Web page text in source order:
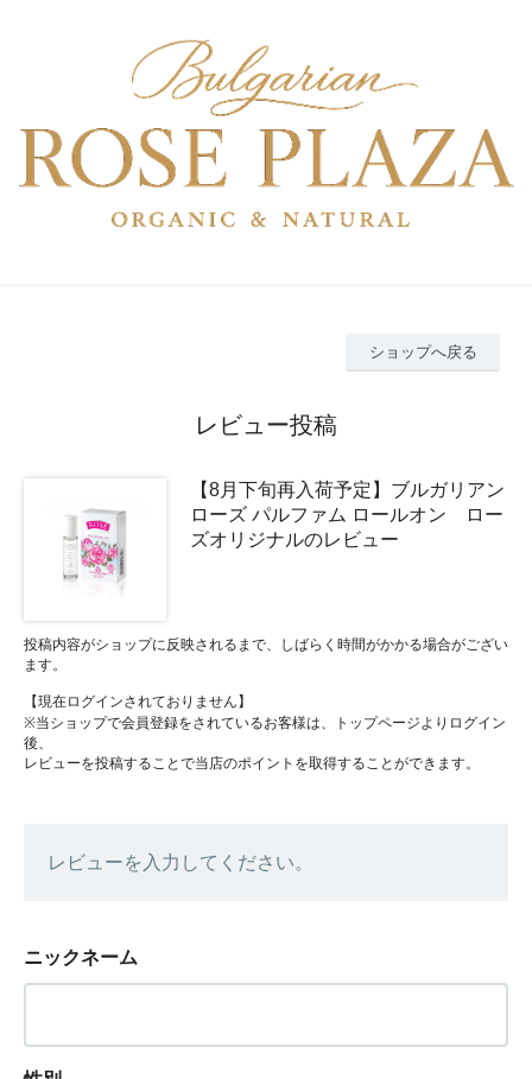
ショップへ戻る
レビュー投稿
【8月下旬再入荷予定】ブルガリアン
ローズ パルファム ロールオン ロー
ズオリジナルのレビュー
投稿内容がショップに反映されるまで、しばらく時間がかかる場合がござい
ます。
【現在ログインされておりません】
※当ショップで会員登録をされているお客様は、トップページよりログイン
後、
レビューを投稿することで当店のポイントを取得することができます。
レビューを入力してください。
ニックネーム